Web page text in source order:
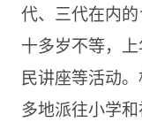
代、三代在内
十多岁不等，
民讲座等活动
多地派往小学